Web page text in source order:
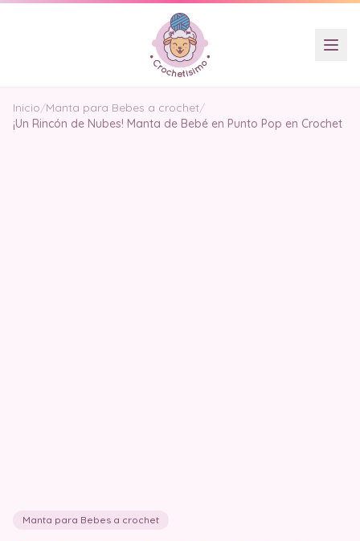
Inicio/Manta para Bebes a crochet/
¡Un Rincón de Nubes! Manta de Bebé en Punto Pop en Crochet
Manta para Bebes a crochet